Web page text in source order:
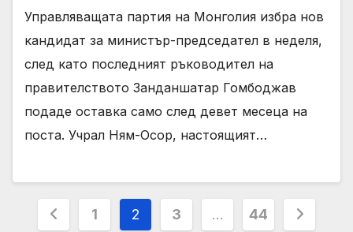
Управляващата партия на Монголия избра нов
кандидат за министър-председател в неделя,
след като последният ръководител на
правителството Занданшатар Гомбоджав
подаде оставка само след девет месеца на
поста. Учрал Ням-Осор, настоящият…
Posts
1 2 3 … 44